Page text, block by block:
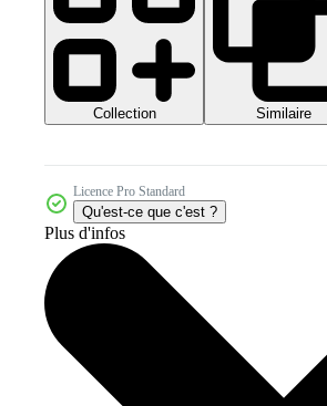
Collection Similaire
Licence Pro Standard
Qu'est-ce que c'est ?
Plus d'infos